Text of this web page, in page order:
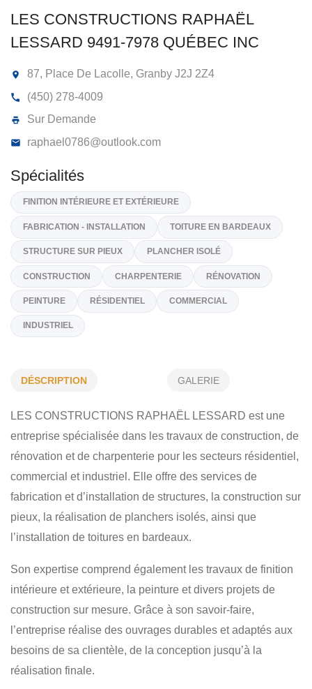
LES CONSTRUCTIONS RAPHAËL
LESSARD 9491-7978 QUÉBEC INC
87, Place De Lacolle, Granby
(450) 278-4009
Sur Demande
raphael0786@outlook.com
Spécialités
FINITION INTÉRIEURE ET EXTÉRIEURE
STRUCTURE SUR PIEUX PLANCHER ISOLÉ
PEINTURE RÉSIDENTIEL COMMERCIAL
INDUSTRIEL
DÉSCRIPTION GALERIE
LES CONSTRUCTIONS RAPHAËL LESSARD est une
entreprise spécialisée dans les travaux de construction, de
rénovation et de charpenterie pour les secteurs résidentiel,
commercial et industriel. Elle offre des services de
fabrication et d’installation de structures, la construction sur
pieux, la réalisation de planchers isolés, ainsi que
l’installation de toitures en bardeaux.
Son expertise comprend également les travaux de finition
intérieure et extérieure, la peinture et divers projets de
construction sur mesure. Grâce à son savoir-faire,
l’entreprise réalise des ouvrages durables et adaptés aux
besoins de sa clientèle, de la conception jusqu’à la
réalisation finale.